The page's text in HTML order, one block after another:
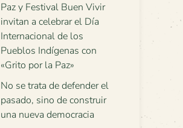
Paz y Festival Buen Vivir
invitan a celebrar el Día
Internacional de los
Pueblos Indígenas con
«Grito por la Paz»
No se trata de defender el
pasado, sino de construir
una nueva democracia